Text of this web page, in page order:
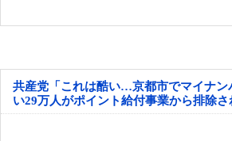
共産党「これは酷い…京都市でマイナン
い29万人がポイント給付事業から排除さ